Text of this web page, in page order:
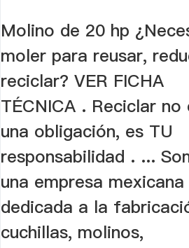
Molino de 20 hp
moler para reusar,
reciclar? VER FICHA
TÉCNICA . Reciclar no
una obligación, es TU
responsabilidad . ...
una empresa mexicana
dedicada a la
cuchillas, molinos,